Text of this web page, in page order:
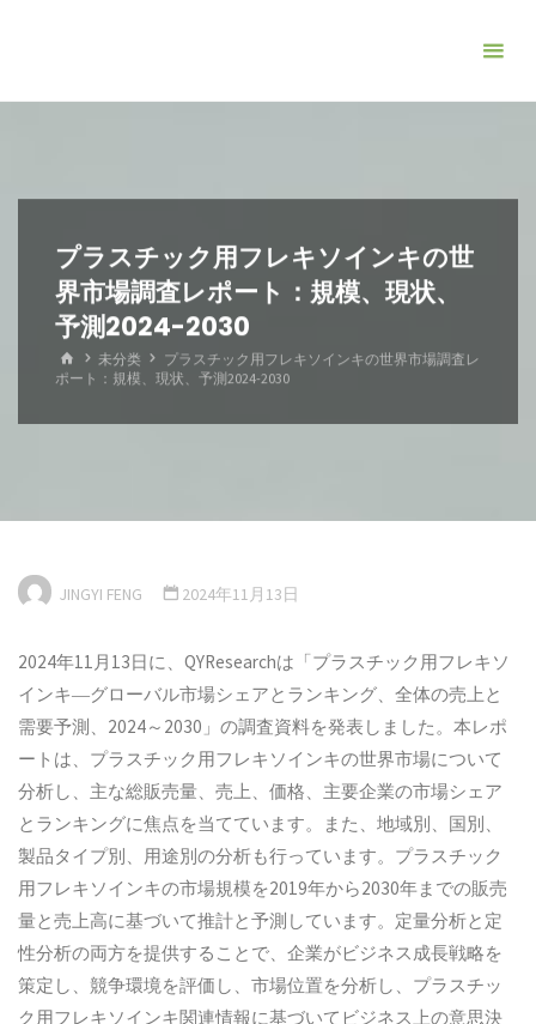
プラスチック用フレキソインキの世
界市場調査レポート：規模、現状、
予測2024-2030
ホ
ー
未分类
プラスチック用フレキソインキの世界市場調査レ
ポート：規模、現状、予測2024-2030
JINGYI FENG 2024年11月13日
2024年11月13日に、QYResearchは「プラスチック用フレキソ
インキ―グローバル市場シェアとランキング、全体の売上と
需要予測、2024～2030」の調査資料を発表しました。本レポ
ートは、プラスチック用フレキソインキの世界市場について
分析し、主な総販売量、売上、価格、主要企業の市場シェア
とランキングに焦点を当てています。また、地域別、国別、
製品タイプ別、用途別の分析も行っています。プラスチック
用フレキソインキの市場規模を2019年から2030年までの販売
量と売上高に基づいて推計と予測しています。定量分析と定
性分析の両方を提供することで、企業がビジネス成長戦略を
策定し、競争環境を評価し、市場位置を分析し、プラスチッ
ク用フレキソインキ関連情報に基づいてビジネス上の意思決